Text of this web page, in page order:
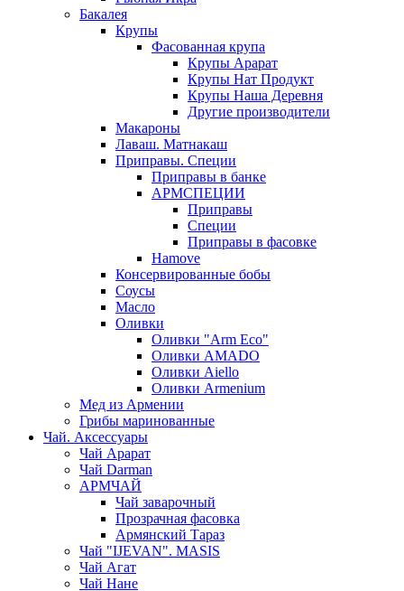
Бакалея
Крупы
Фасованная крупа
Крупы Арарат
Крупы Нат Продукт
Крупы Наша Деревня
Другие производители
Макароны
Лаваш. Матнакаш
Приправы. Специи
Приправы в банке
АРМСПЕЦИИ
Приправы
Специи
Приправы в фасовке
Hamove
Консервированные бобы
Соусы
Масло
Оливки
Оливки "Arm Eco"
Оливки AMADO
Оливки Aiello
Оливки Armenium
Мед из Армении
Грибы маринованные
Чай. Аксессуары
Чай Арарат
Чай Darman
АРМЧАЙ
Чай заварочный
Прозрачная фасовка
Армянский Тараз
Чай "IJEVAN". MASIS
Чай Агат
Чай Нане